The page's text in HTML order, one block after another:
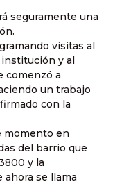
seguramente una
visitas al
y al
comenzó a
un trabajo
con la
en
del barrio que
y la
se llama